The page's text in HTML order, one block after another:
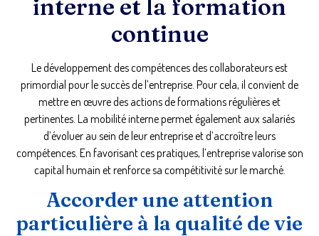
interne et la formation
continue
Le développement des compétences des collaborateurs est
primordial pour le succès de l’entreprise. Pour cela, il convient de
mettre en œuvre des actions de formations régulières et
pertinentes. La mobilité interne permet également aux salariés
d’évoluer au sein de leur entreprise et d’accroître leurs
compétences. En favorisant ces pratiques, l’entreprise valorise son
capital humain et renforce sa compétitivité sur le marché.
Accorder une attention
particulière à la qualité de vie